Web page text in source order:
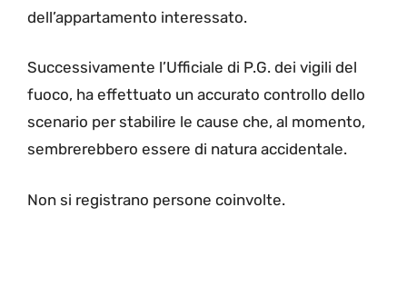
dell’appartamento interessato.
Successivamente l’Ufficiale di P.G. dei vigili del
fuoco, ha effettuato un accurato controllo dello
scenario per stabilire le cause che, al momento,
sembrerebbero essere di natura accidentale.
Non si registrano persone coinvolte.